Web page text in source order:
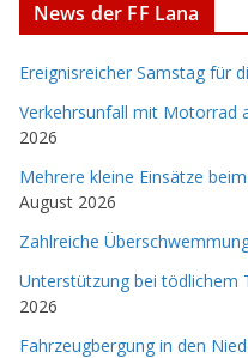
News der FF Lana
Ereignisreicher Samstag für
Verkehrsunfall mit Motorrad
2026
Mehrere kleine Einsätze
August 2026
Zahlreiche
Unterstützung bei tödlichem
2026
Fahrzeugbergung in den